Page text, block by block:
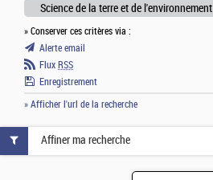
Science de la terre et de l'environnement
» Conserver ces critères via :
Alerte email
Flux RSS
Enregistrement
» Afficher l'url de la recherche
Affiner ma recherche